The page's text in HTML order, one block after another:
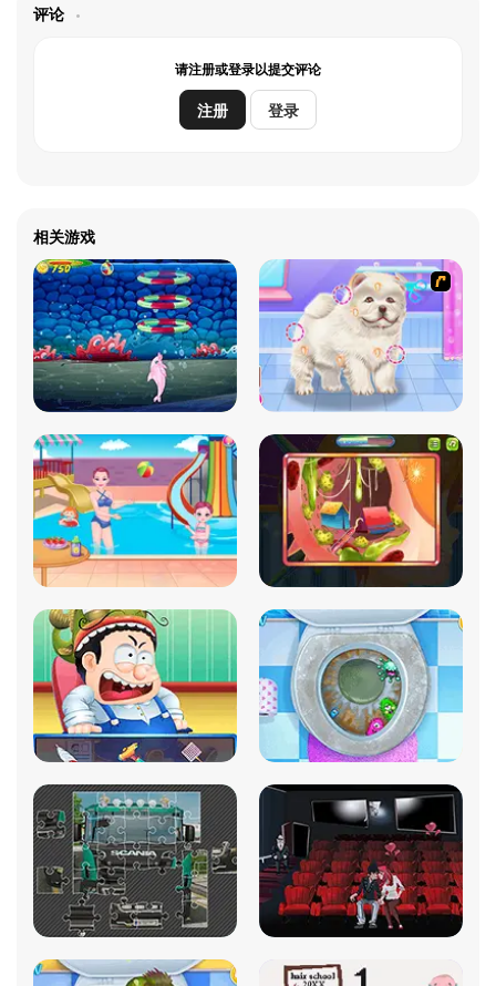
评论
请注册或登录以提交评论
注册 登录
相关游戏